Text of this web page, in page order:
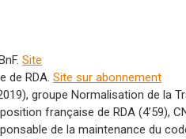
Site
de RDA.Site sur abonnement
groupe Normalisation de la
française de RDA (4’59),
de la maintenance du